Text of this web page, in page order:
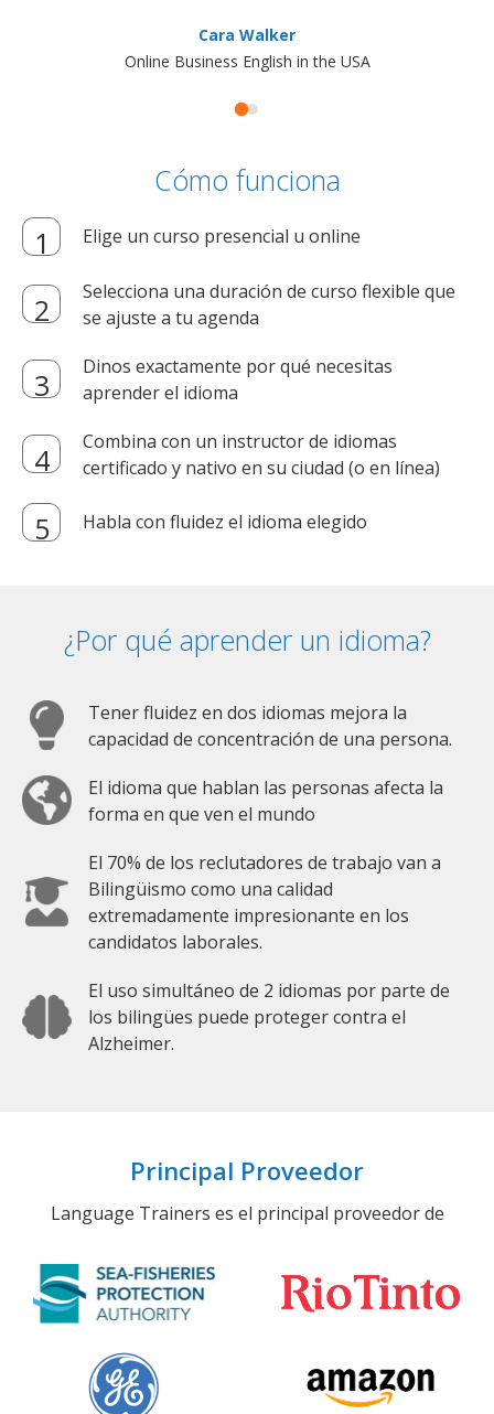
Cara Walker
Online Business English in the USA
Cómo funciona
Elige un curso presencial u online
Selecciona una duración de curso flexible que
se ajuste a tu agenda
Dinos exactamente por qué necesitas
aprender el idioma
Combina con un instructor de idiomas
certificado y nativo en su ciudad (o en línea)
Habla con fluidez el idioma elegido
¿Por qué aprender un idioma?
Tener fluidez en dos idiomas mejora la
capacidad de concentración de una persona.
El idioma que hablan las personas afecta la
forma en que ven el mundo
El 70% de los reclutadores de trabajo van a
Bilingüismo como una calidad
extremadamente impresionante en los
candidatos laborales.
El uso simultáneo de 2 idiomas por parte de
los bilingües puede proteger contra el
Alzheimer.
Principal Proveedor
Language Trainers es el principal proveedor de